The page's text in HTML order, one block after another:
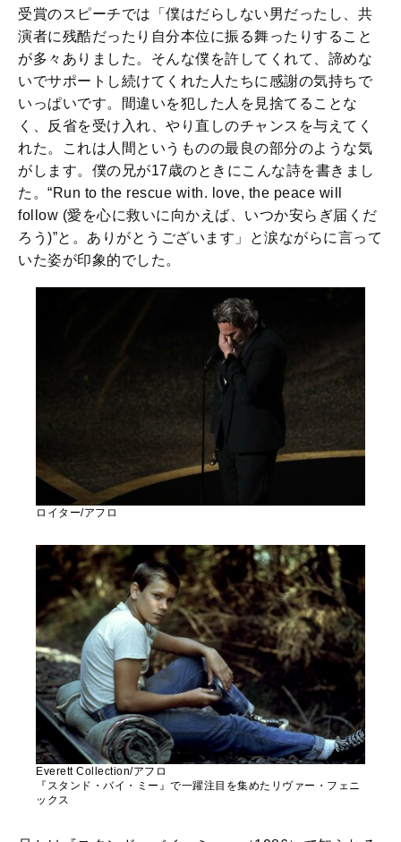
受賞のスピーチでは「僕はだらしない男だったし、共
演者に残酷だったり自分本位に振る舞ったりすること
が多々ありました。そんな僕を許してくれて、諦めな
いでサポートし続けてくれた人たちに感謝の気持ちで
いっぱいです。間違いを犯した人を見捨てることな
く、反省を受け入れ、やり直しのチャンスを与えてく
れた。これは人間というものの最良の部分のような気
がします。僕の兄が17歳のときにこんな詩を書きまし
た。“Run to the rescue with. love, the peace will
follow (愛を心に救いに向かえば、いつか安らぎ届くだ
ろう)”と。ありがとうございます」と涙ながらに言って
いた姿が印象的でした。
ロイター/アフロ
Everett Collection/アフロ
『スタンド・バイ・ミー』で一躍注目を集めたリヴァー・フェニ
ックス